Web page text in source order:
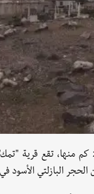
إلى الشمال من مدينة "سلمية" وعلى
البازلتي الأسود في